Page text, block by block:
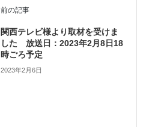
前の記事
関西テレビ様より取材を受けま
した 放送日：2023年2月8日18
時ごろ予定
2023年2月6日